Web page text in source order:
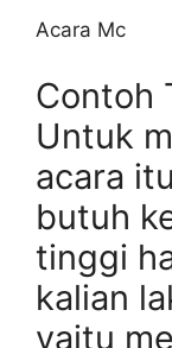
Acara Mc
Contoh
Untuk
acara
butuh
tinggi
kalian
yaitu